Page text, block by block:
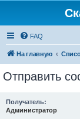
FAQ
На главную
Отправить
Получатель:
Администратор